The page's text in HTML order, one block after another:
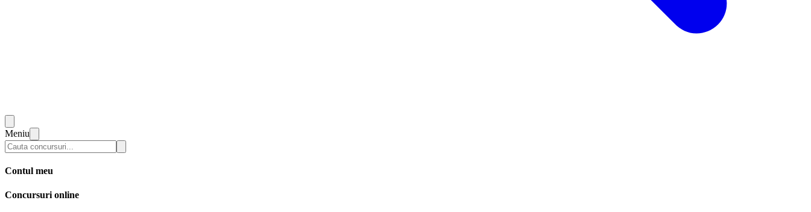
Meniu
Contul meu
Concursuri online